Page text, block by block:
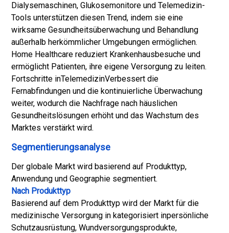
Dialysemaschinen, Glukosemonitore und Telemedizin-
Tools unterstützen diesen Trend, indem sie eine
wirksame Gesundheitsüberwachung und Behandlung
außerhalb herkömmlicher Umgebungen ermöglichen.
Home Healthcare reduziert Krankenhausbesuche und
ermöglicht Patienten, ihre eigene Versorgung zu leiten.
Fortschritte inTelemedizinVerbessert die
Fernabfindungen und die kontinuierliche Überwachung
weiter, wodurch die Nachfrage nach häuslichen
Gesundheitslösungen erhöht und das Wachstum des
Marktes verstärkt wird.
Segmentierungsanalyse
Der globale Markt wird basierend auf Produkttyp,
Anwendung und Geographie segmentiert.
Nach Produkttyp
Basierend auf dem Produkttyp wird der Markt für die
medizinische Versorgung in kategorisiert inpersönliche
Schutzausrüstung, Wundversorgungsprodukte,